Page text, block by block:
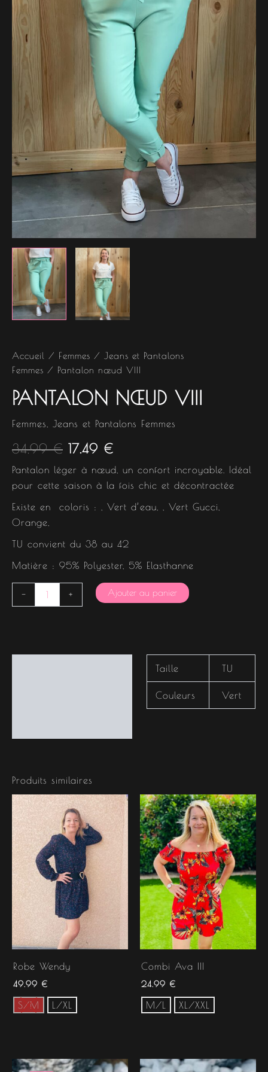
Accueil / Femmes /
Jeans et Pantalons
Femmes / Pantalon nœud VIII
PANTALON NŒUD VIII
Femmes Jeans et Pantalons Femmes
34.99€
34.99 €.
17.49 €
17.49 €.
Pantalon léger à nœud, un confort incroyable. Idéal
pour cette saison à la fois chic et décontractée
Existe en coloris : , Vert d’eau, , Vert Gucci,
Orange,
TU convient du 38 au 42
Matière : 95% Polyester, 5% Elasthanne
- + Ajouter au panier
Taille TU
Couleurs Vert
Produits similaires
Robe Wendy
49.99 €
S/M L/XL
Combi Ava III
24.99 €
M/L XL/XXL
Le
Le